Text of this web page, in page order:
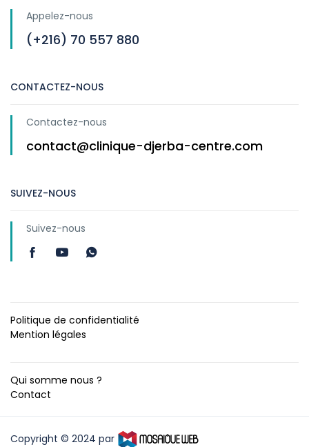
Appelez-nous
(+216) 70 557 880
CONTACTEZ-NOUS
Contactez-nous
contact@clinique-djerba-centre.com
SUIVEZ-NOUS
Suivez-nous
Politique de confidentialité
Mention légales
Qui somme nous ?
Contact
Copyright © 2024 par